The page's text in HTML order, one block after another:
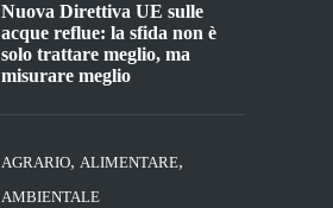
Nuova Direttiva UE sulle
acque reflue: la sfida non è
solo trattare meglio, ma
misurare meglio
AGRARIO, ALIMENTARE,
AMBIENTALE